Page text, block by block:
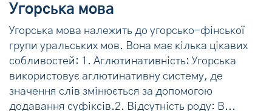
Угорська мова
Угорська мова належить до угорсько-фінської
групи уральських мов. Вона має кілька цікавих
собливостей: 1. Аглютинативність: Угорська
використовує аглютинативну систему, де
значення слів змінюється за допомогою
додавання суфіксів.2. Відсутність роду: В...